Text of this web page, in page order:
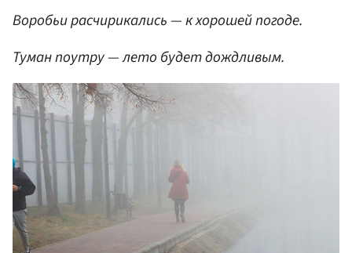
Воробьи расчирикались — к хорошей погоде.
Туман поутру — лето будет дождливым.